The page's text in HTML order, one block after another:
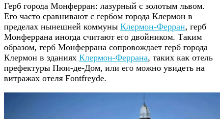
Герб города Монферран: лазурный с золотым львом.
Его часто сравнивают с гербом города Клермон в
пределах нынешней коммуны Клермон-Ферран, герб
Монферрана иногда считают его двойником. Таким
образом, герб Монферрана сопровождает герб города
Клермон в зданиях Клермон-Феррана, таких как отель
префектуры Пюи-де-Дом, или его можно увидеть на
витражах отеля Fontfreyde.